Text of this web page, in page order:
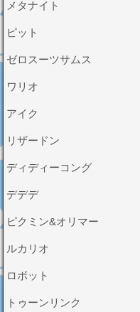
メタナイト
ピット
ゼロスーツサムス
ワリオ
アイク
リザードン
ディディーコング
デデデ
ピクミン&オリマー
ルカリオ
ロボット
トゥーンリンク